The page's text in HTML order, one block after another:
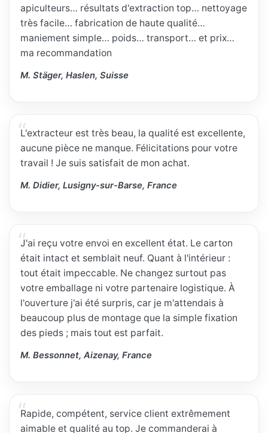
apiculteurs… résultats d'extraction top… nettoyage
très facile… fabrication de haute qualité…
maniement simple… poids… transport… et prix…
ma recommandation
M. Stäger, Haslen, Suisse
L'extracteur est très beau, la qualité est excellente,
aucune pièce ne manque. Félicitations pour votre
travail ! Je suis satisfait de mon achat.
M. Didier, Lusigny-sur-Barse, France
J'ai reçu votre envoi en excellent état. Le carton
était intact et semblait neuf. Quant à l'intérieur :
tout était impeccable. Ne changez surtout pas
votre emballage ni votre partenaire logistique. À
l'ouverture j'ai été surpris, car je m'attendais à
beaucoup plus de montage que la simple fixation
des pieds ; mais tout est parfait.
M. Bessonnet, Aizenay, France
Rapide, compétent, service client extrêmement
aimable et qualité au top. Je commanderai à